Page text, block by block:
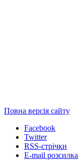
Повна версія сайту
Facebook
Twitter
RSS-стрічки
E-mail розсилка